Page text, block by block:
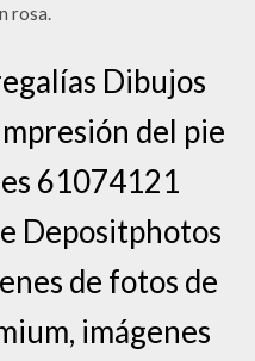
rosa.
Dibujos
del pie
61074121
Depositphotos
de fotos de
imágenes